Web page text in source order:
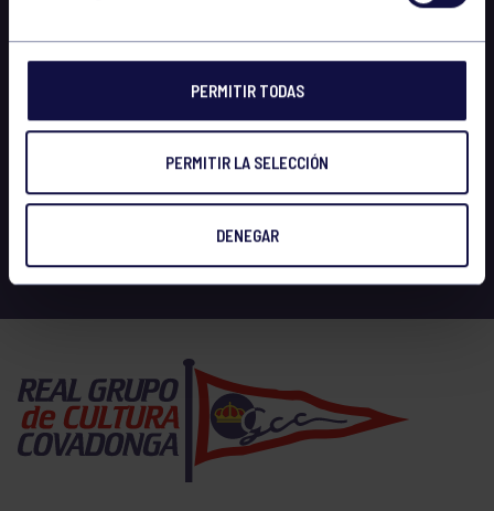
PERMITIR TODAS
PERMITIR LA SELECCIÓN
DENEGAR